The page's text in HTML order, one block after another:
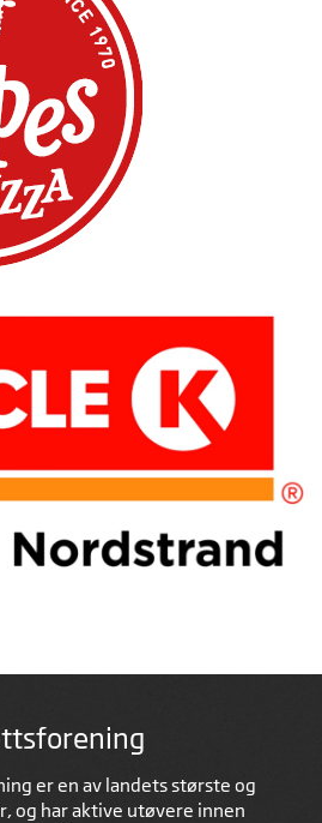
er en av landets største og
og har aktive utøvere innen